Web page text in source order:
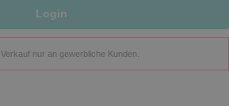
Login
Verkauf nur an gewerbliche Kunden.